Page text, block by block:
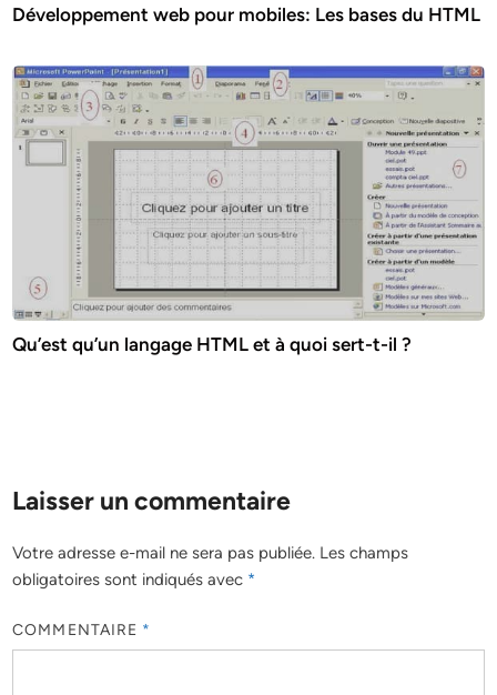
Développement web pour mobiles: Les bases du HTML
Qu’est qu’un langage HTML et à quoi sert-t-il ?
Laisser un commentaire
Votre adresse e-mail ne sera pas publiée. Les champs
obligatoires sont indiqués avec *
COMMENTAIRE *